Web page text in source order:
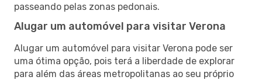
passeando pelas zonas pedonais.
Alugar um automóvel para visitar Verona
Alugar um automóvel para visitar Verona pode ser
uma ótima opção, pois terá a liberdade de explorar
para além das áreas metropolitanas ao seu próprio